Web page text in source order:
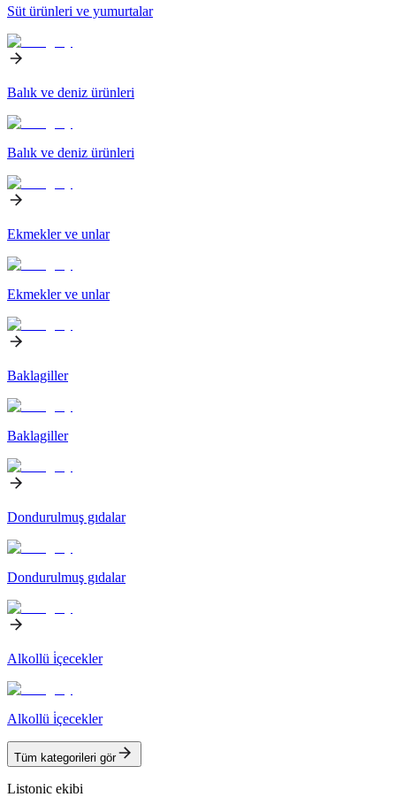
Süt ürünleri ve yumurtalar
Balık ve deniz ürünleri
Balık ve deniz ürünleri
Ekmekler ve unlar
Ekmekler ve unlar
Baklagiller
Baklagiller
Dondurulmuş gıdalar
Dondurulmuş gıdalar
Alkollü i̇çecekler
Alkollü i̇çecekler
Tüm kategorileri gör
Listonic ekibi